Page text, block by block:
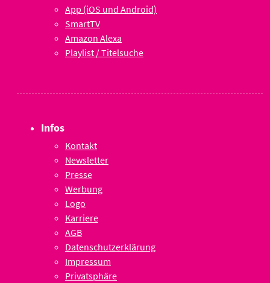
App (iOS und Android)
SmartTV
Amazon Alexa
Playlist / Titelsuche
Infos
Kontakt
Newsletter
Presse
Werbung
Logo
Karriere
AGB
Datenschutzerklärung
Impressum
Privatsphäre